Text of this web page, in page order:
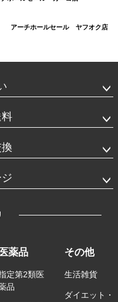
アーチホールセール ヤフオク店
医薬品
定第2類医
品
その他
生活雑貨
ダイエット・